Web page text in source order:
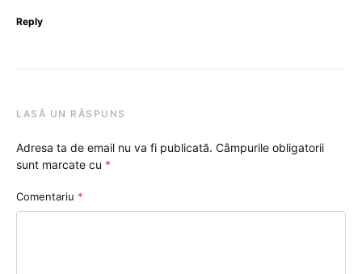
Reply
LASĂ UN RĂSPUNS
Adresa ta de email nu va fi publicată. Câmpurile obligatorii
sunt marcate cu *
Comentariu *